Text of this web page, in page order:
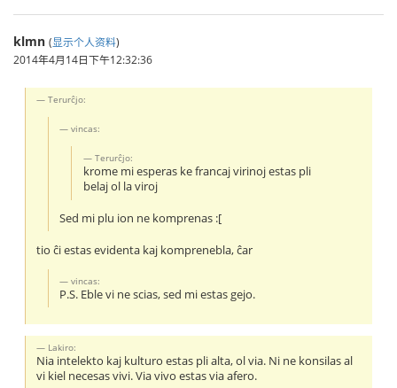
klmn (显示个人资料)
2014年4月14日下午12:32:36
Terurĉjo:
vincas:
Terurĉjo:
krome mi esperas ke francaj virinoj estas pli
belaj ol la viroj
Sed mi plu ion ne komprenas :[
tio ĉi estas evidenta kaj komprenebla, ĉar
vincas:
P.S. Eble vi ne scias, sed mi estas gejo.
Lakiro:
Nia intelekto kaj kulturo estas pli alta, ol via. Ni ne konsilas al
vi kiel necesas vivi. Via vivo estas via afero.